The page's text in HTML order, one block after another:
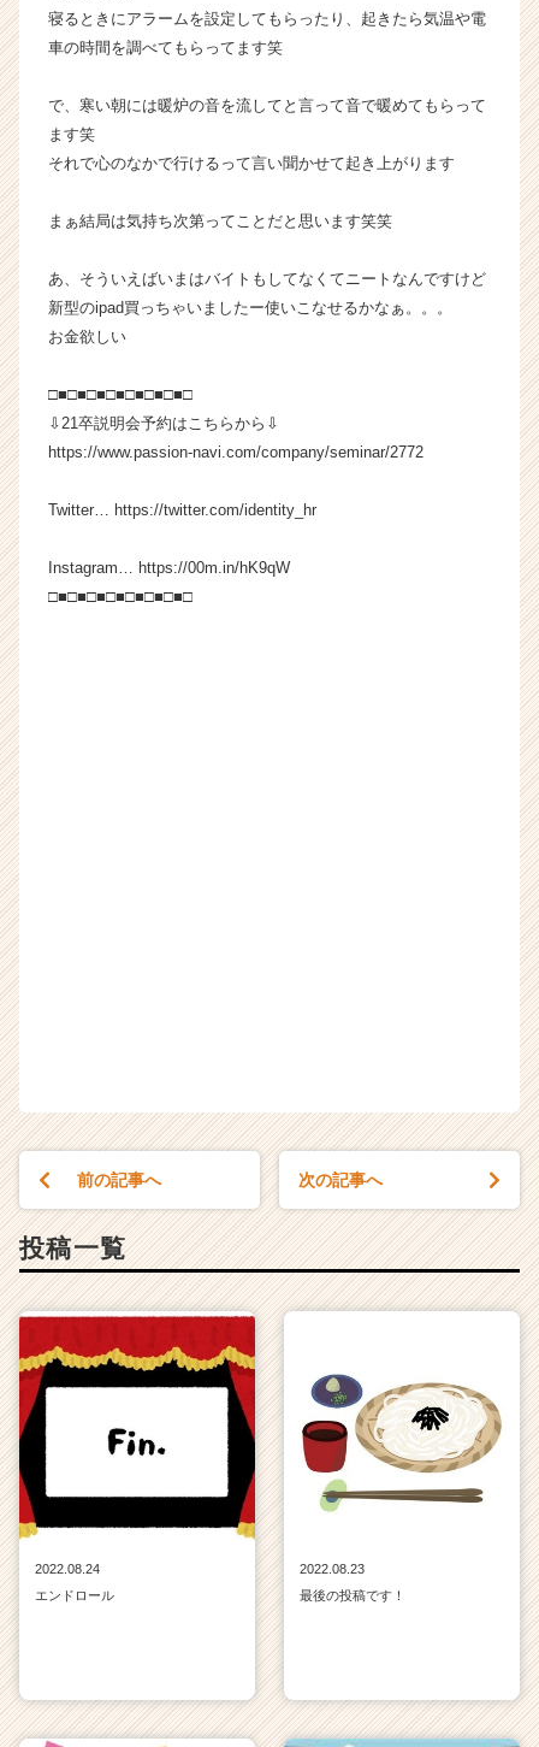
就
活
ト
ア
ャ
ア
h
C
a
寝るときにアラームを設定してもらったり、起きたら気温や電
車の時間を調べてもらってます笑
で、寒い朝には暖炉の音を流してと言って音で暖めてもらって
ます笑
それで心のなかで行けるって言い聞かせて起き上がります
まぁ結局は気持ち次第ってことだと思います笑笑
あ、そういえばいまはバイトもしてなくてニートなんですけど
新型のipad買っちゃいましたー使いこなせるかなぁ。。。
お金欲しい
□■□■□■□■□■□■□■□
⇩21卒説明会予約はこちらから⇩
https://www.passion-navi.com/company/seminar/2772
Twitter… https://twitter.com/identity_hr
Instagram… https://00m.in/hK9qW
□■□■□■□■□■□■□■□
前の記事へ 次の記事へ
投稿一覧
2022.08.24
エンドロール
2022.08.23
最後の投稿です！